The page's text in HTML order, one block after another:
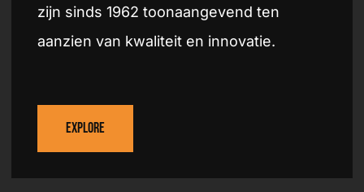
zijn sinds 1962 toonaangevend ten
aanzien van kwaliteit en innovatie.
Explore